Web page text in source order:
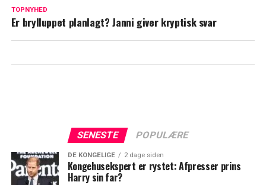
TOPNYHED
Er brylluppet planlagt? Janni giver kryptisk svar
SENESTE POPULÆRE
DE KONGELIGE 2 dage siden
Kongehusekspert er rystet: Afpresser prins
Harry sin far?